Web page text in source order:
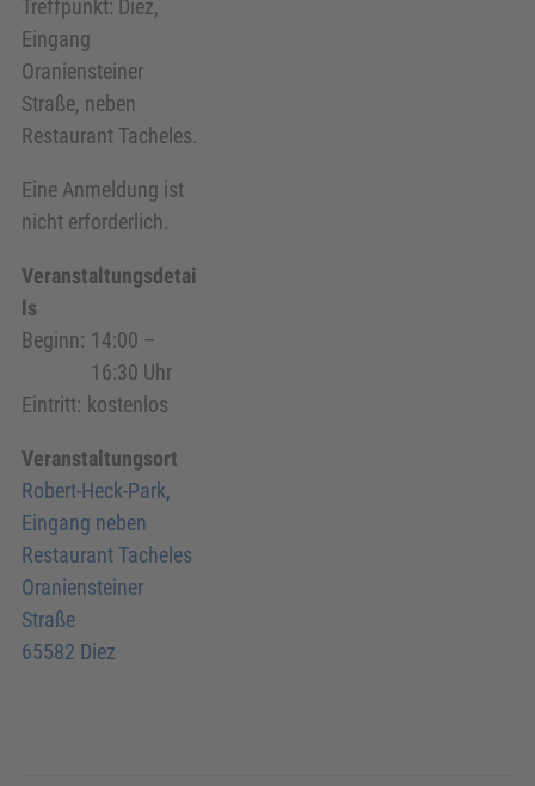
Treffpunkt: Diez,
Eingang
Oraniensteiner
Straße, neben
Restaurant Tacheles.
Eine Anmeldung ist
nicht erforderlich.
Veranstaltungsdetai
ls
Beginn: 14:00 –
16:30 Uhr
Eintritt: kostenlos
Veranstaltungsort
Robert-Heck-Park,
Eingang neben
Restaurant Tacheles
Oraniensteiner
Straße
65582 Diez